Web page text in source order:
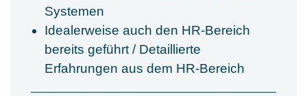
Systemen
Idealerweise auch den HR-Bereich
bereits geführt / Detaillierte
Erfahrungen aus dem HR-Bereich